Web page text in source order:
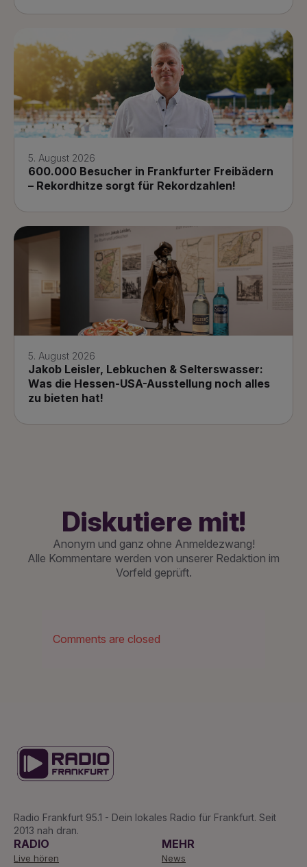
5. August 2026
600.000 Besucher in Frankfurter Freibädern
– Rekordhitze sorgt für Rekordzahlen!
5. August 2026
Jakob Leisler, Lebkuchen & Selterswasser:
Was die Hessen-USA-Ausstellung noch alles
zu bieten hat!
Diskutiere mit!
Anonym und ganz ohne Anmeldezwang!
Alle Kommentare werden von unserer Redaktion im
Vorfeld geprüft.
Comments are closed
Radio Frankfurt 95.1 - Dein lokales Radio für Frankfurt. Seit
2013 nah dran.
RADIO
Live hören
MEHR
News